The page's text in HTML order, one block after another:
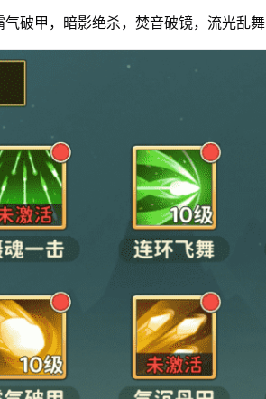
破甲，暗影绝杀，焚音破镜，流光乱舞